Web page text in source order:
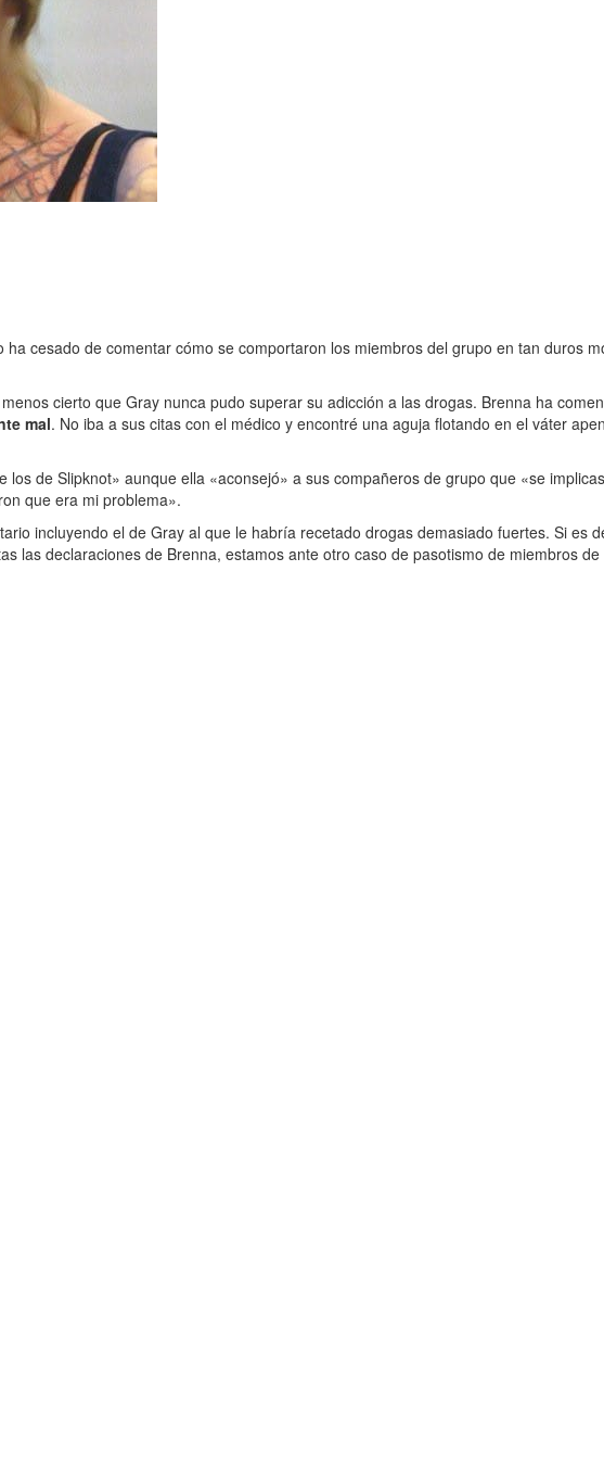
cesado de comentar cómo se comportaron los miembros del grupo en tan duros
cierto que Gray nunca pudo superar su adicción a las drogas. Brenna ha
mal. No iba a sus citas con el médico y encontré una aguja flotando en el váter
de Slipknot» aunque ella «aconsejó» a sus compañeros de grupo que «se
que era mi problema».
incluyendo el de Gray al que le habría recetado drogas demasiado fuertes. Si es
las declaraciones de Brenna, estamos ante otro caso de pasotismo de miembros